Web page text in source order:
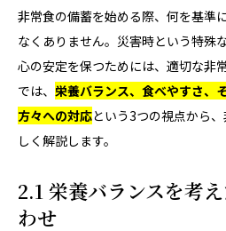
非常食の備蓄を始める際、何を基準
なくありません。災害時という特殊
心の安定を保つためには、適切な非
では、 栄養バランス、食べやすさ、
方々への対応という3つの視点から
しく解説します。
2.1 栄養バランスを考
わせ